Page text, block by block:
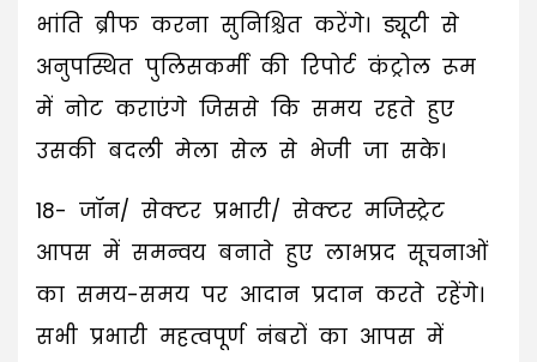
भांति ब्रीफ करना सुनिश्चित करेंगे। ड्यूटी से
अनुपस्थित पुलिसकर्मी की रिपोर्ट कंट्रोल रूम
में नोट कराएंगे जिससे कि समय रहते हुए
उसकी बदली मेला सेल से भेजी जा सके।
18- जॉन/ सेक्टर प्रभारी/ सेक्टर मजिस्ट्रेट
आपस में समन्वय बनाते हुए लाभप्रद सूचनाओं
का समय-समय पर आदान प्रदान करते रहेंगे।
सभी प्रभारी महत्वपूर्ण नंबरों का आपस में